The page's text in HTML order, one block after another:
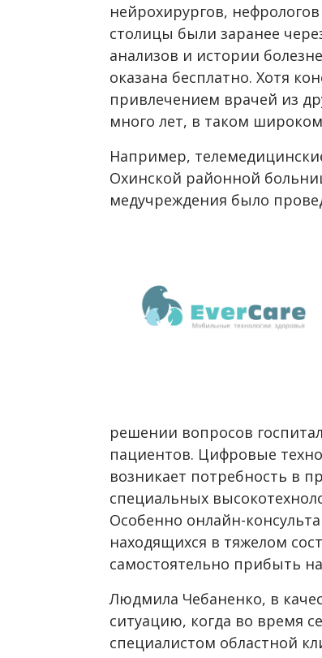
нейрохирургов,
столицы были заранее
анализов и истории
оказана бесплатно. Хотя
привлечением врачей из
много лет, в таком
Например,
Охинской районной
медучреждения было
решении вопросов
пациентов. Цифровые
возникает потребность в
специальных
Особенно онлайн-
находящихся в тяжелом
самостоятельно прибыть
Людмила Чебаненко, в
ситуацию, когда во время
специалистом областной